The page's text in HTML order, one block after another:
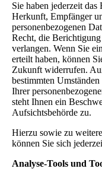
Sie haben jederzeit
Herkunft, Empfänger
personenbezogenen
Recht, die
verlangen. Wenn Sie
erteilt haben, können
Zukunft widerrufen.
bestimmten
Ihrer
steht Ihnen ein
Aufsichtsbehörde zu.
Hierzu sowie zu
können Sie sich
Analyse-Tools und